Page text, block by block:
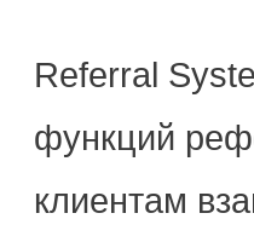
Referral
функций
клиентам